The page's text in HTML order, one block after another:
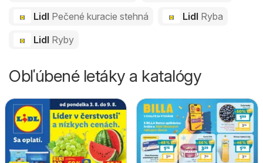
Lidl Pečené kuracie stehná Lidl Ryba
Lidl Ryby
Obľúbené letáky a katalógy